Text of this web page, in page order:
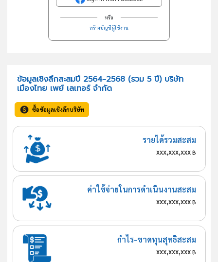
หรือ
สร้างบัญชีผู้ใช้งาน
ข้อมูลเชิงลึกสะสมปี 2564-2568 (รวม 5 ปี) บริษัท
เมืองไทย เพย์ เลเทอร์ จำกัด
ซื้อข้อมูลเชิงลึกบริษัท
รายได้รวมสะสม
xxx,xxx,xxx฿
ค่าใช้จ่ายในการดำเนินงานสะสม
xxx,xxx,xxx฿
กำไร-ขาดทุนสุทธิสะสม
xxx,xxx,xxx฿